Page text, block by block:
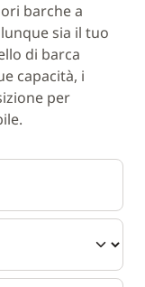
barche a
sia il tuo
di barca
capacità, i
per